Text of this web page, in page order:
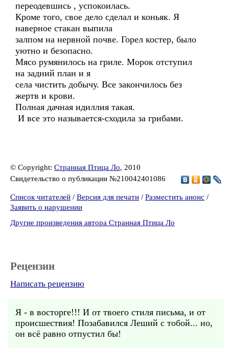
переодевшись , успокоилась.
Кроме того, свое дело сделал и коньяк. Я
наверное стакан выпила
залпом на нервной почве. Горел костер, было
уютно и безопасно.
Мясо румянилось на гриле. Морок отступил
на задний план и я
села чистить добычу. Все закончилось без
жертв и крови.
Полная дачная идиллия такая.
И все это называется-сходила за грибами.
© Copyright: Странная Птица Ло, 2010
Свидетельство о публикации №210042401086
Список читателей / Версия для печати / Разместить анонс /
Заявить о нарушении
Другие произведения автора Странная Птица Ло
Рецензии
Написать рецензию
Я - в восторге!!! И от твоего стиля письма, и от
происшествия! Позабавился Леший с тобой... но,
он всё равно отпустил бы!